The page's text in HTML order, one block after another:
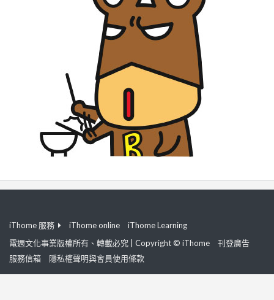
iThome 服務 iThome online
iThome Learning
電週文化事業版權所有、轉載必究 | Copyright © iThome
刊登廣告
服務信箱
隱私權聲明與會員使用條款